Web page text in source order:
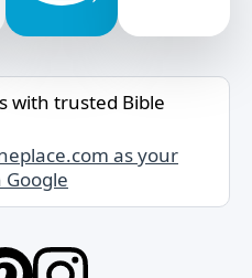
with trusted Bible
as your